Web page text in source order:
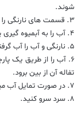
شوند.
۳. قسمت های نارنگی را به آبمیوه گیری یا مخلوط کن اضافه کنید.
۴. آب را به آبمیوه گیری یا مخلوط کن اضافه کنید.
۵. نارنگی و آب را آب گرفته یا مخلوط کنید تا یکدست شود.
۶. آب را از طریق یک
تفاله آن از بین برود.
۷. در صورت تمایل آب میوه را با عسل یا شکر شیرین کنید.
۸. سرد سرو کنید.